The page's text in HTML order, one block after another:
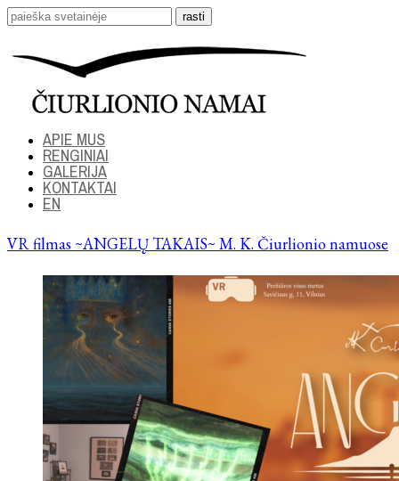
APIE MUS
RENGINIAI
GALERIJA
KONTAKTAI
EN
VR filmas ~ANGELŲ TAKAIS~ M. K. Čiurlionio namuose